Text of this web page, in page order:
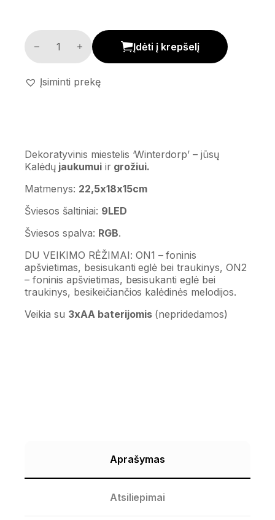
Dekoratyvinis miestelis 'Winterdorp' kiekis
Įdėti į krepšelį
Įsiminti prekę
Dekoratyvinis miestelis ‘Winterdorp’ – jūsų
Kalėdųjaukumuiirgrožiui.
Matmenys: 22,5x18x15cm
Šviesos šaltiniai: 9LED
Šviesos spalva: RGB.
DU VEIKIMO RĖŽIMAI: ON1 – foninis
apšvietimas, besisukanti eglė bei traukinys, ON2
– foninis apšvietimas, besisukanti eglė bei
traukinys, besikeičiančios kalėdinės melodijos.
Veikia su 3xAA baterijomis(nepridedamos)
Aprašymas
Atsiliepimai